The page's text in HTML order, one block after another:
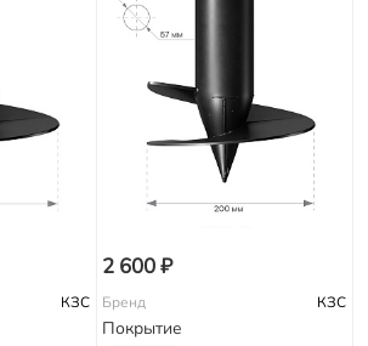
КЗС
2 600 ₽
Бренд КЗС
Покрытие